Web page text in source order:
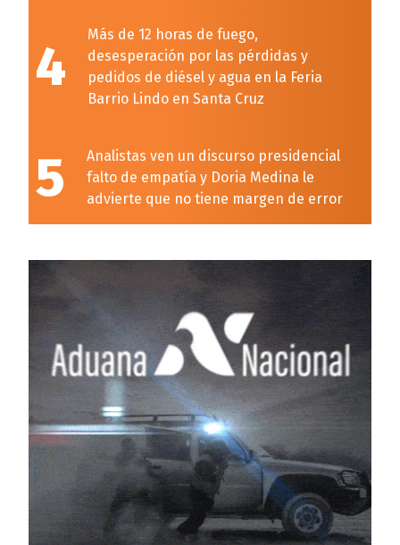
4
Más de 12 horas de fuego,
desesperación por las pérdidas y
pedidos de diésel y agua en la Feria
Barrio Lindo en Santa Cruz
5
Analistas ven un discurso presidencial
falto de empatía y Doria Medina le
advierte que no tiene margen de error